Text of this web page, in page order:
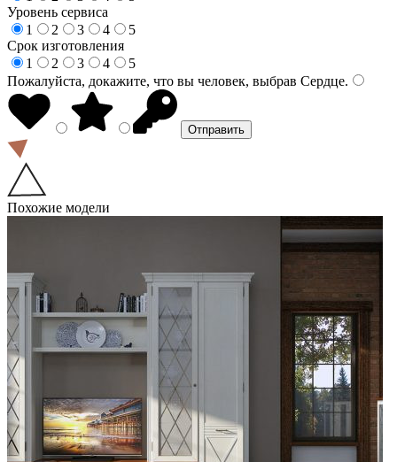
Уровень сервиса
1
2 3 4
5
Срок изготовления
1
2 3 4
5
Пожалуйста, докажите, что вы человек, выбрав Сердце.
Похожие модели